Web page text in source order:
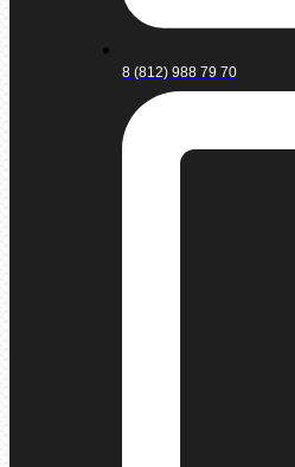
8 (812) 988 79 70